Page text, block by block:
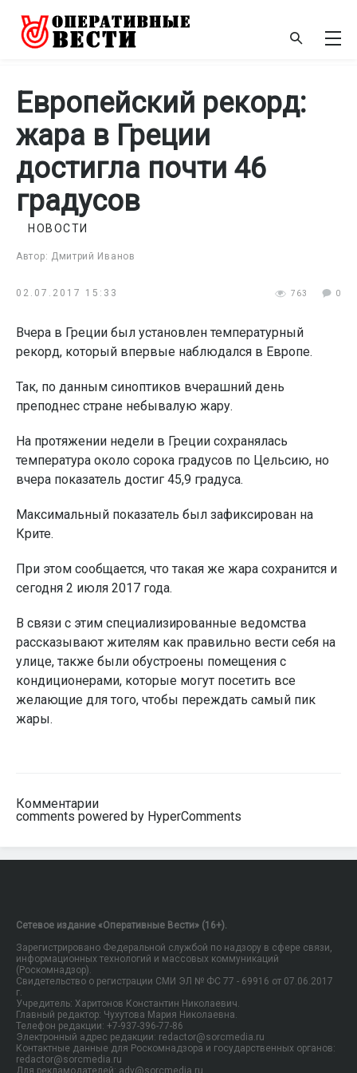
Европейский рекорд:
жара в Греции
достигла почти 46
градусов
Автор: Дмитрий Иванов
НОВОСТИ
02.07.2017 15:33 763 0
Вчера в Греции был установлен температурный
рекорд, который впервые наблюдался в Европе.
Так, по данным синоптиков вчерашний день
преподнес стране небывалую жару.
На протяжении недели в Греции сохранялась
температура около сорока градусов по Цельсию, но
вчера показатель достиг 45,9 градуса.
Максимальный показатель был зафиксирован на
Крите.
При этом сообщается, что такая же жара сохранится и
сегодня 2 июля 2017 года.
В связи с этим специализированные ведомства
рассказывают жителям как правильно вести себя на
улице, также были обустроены помещения с
кондиционерами, которые могут посетить все
желающие для того, чтобы переждать самый пик
жары.
Комментарии
comments powered by HyperComments
Сетевое издание «Оперативные Вести» (16+).
Зарегистрировано Федеральной службой по надзору в сфере связи,
информационных технологий и массовых коммуникаций
(Роскомнадзор).
Свидетельство о регистрации СМИ ЭЛ № ФС 77 - 69916 от 07.06.2017
г.
Учредитель: Харитонов Константин Николаевич.
Главный редактор: Чухутова Мария Николаевна.
Телефон редакции: +7-937-396-77-86
Электронный адрес редакции: redactor@sorcmedia.ru
Контактные данные для Роскомнадзора и государственных органов:
redactor@sorcmedia.ru
Для рекламодателей: adv@sorcmedia.ru